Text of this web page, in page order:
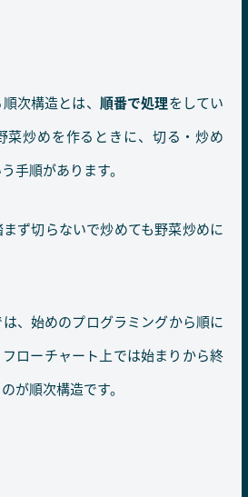
次構造とは、 順番で処理をしてい
菜炒めを作るときに、切る・炒め
手順があります。
ず切らないで炒めても野菜炒めに
、始めのプログラミングから順に
ローチャート上では始まりから終
が順次構造です。